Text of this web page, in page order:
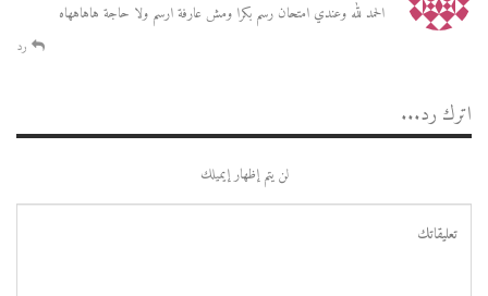
الحمد لله وعندي امتحان رسم بكرا ومش عارفة ارسم ولا حاجة هاهاههاه
رد
اترك رد...
لن يتم إظهار إيميلك